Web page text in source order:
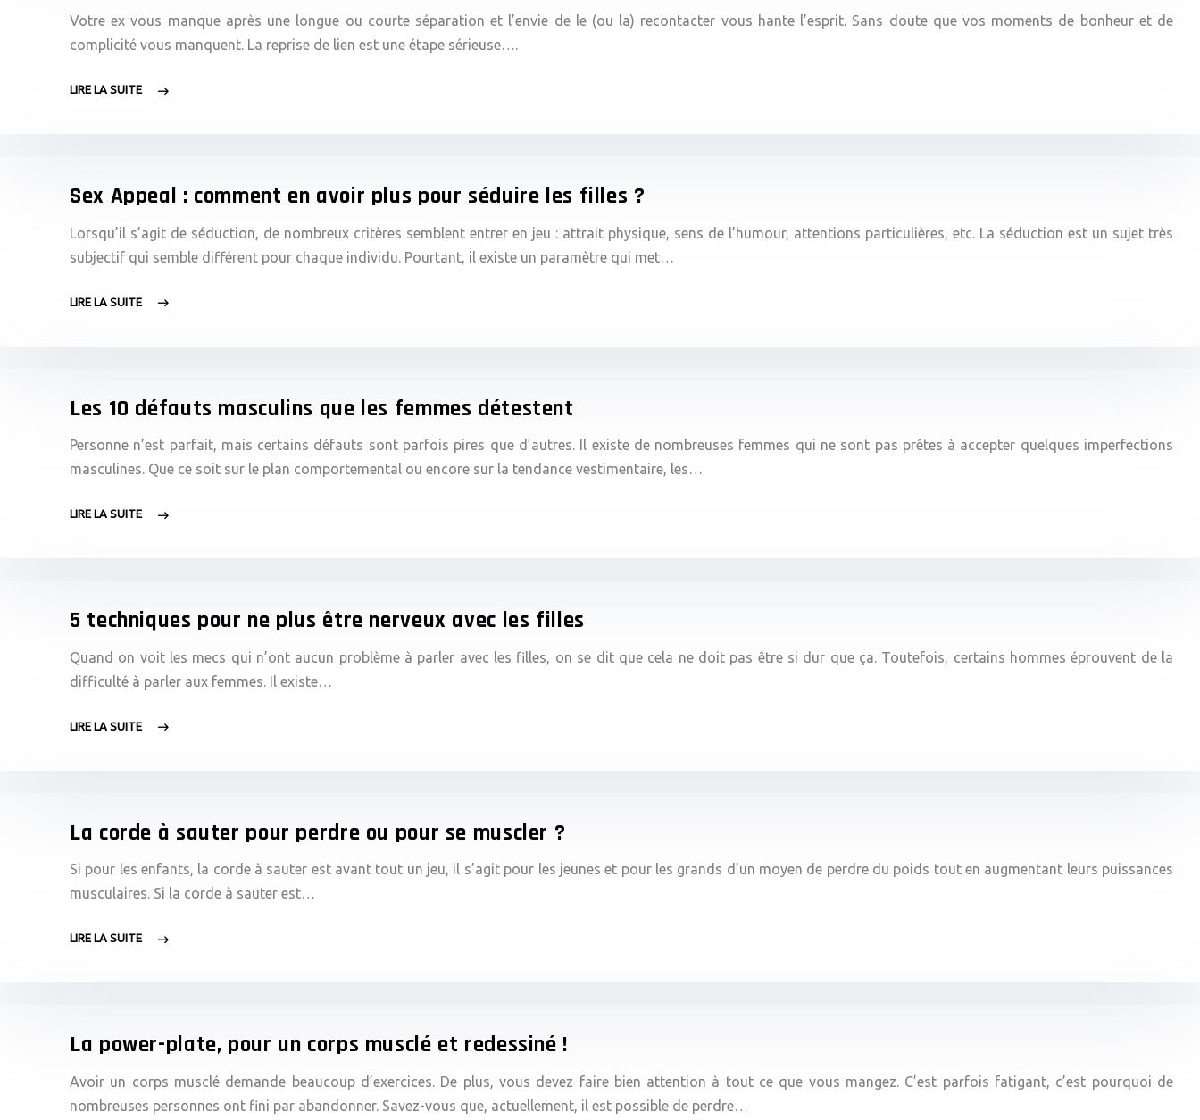
Votre ex vous manque après une longue ou courte séparation et l’envie de le (ou la) recontacter vous hante l’esprit. Sans doute que vos moments de bonheur et de
complicité vous manquent. La reprise de lien est une étape sérieuse….
LIRE LA SUITE
Sex Appeal : comment en avoir plus pour séduire les filles ?
Lorsqu’il s’agit de séduction, de nombreux critères semblent entrer en jeu : attrait physique, sens de l’humour, attentions particulières, etc. La séduction est un sujet très
subjectif qui semble différent pour chaque individu. Pourtant, il existe un paramètre qui met…
LIRE LA SUITE
Les 10 défauts masculins que les femmes détestent
Personne n’est parfait, mais certains défauts sont parfois pires que d’autres. Il existe de nombreuses femmes qui ne sont pas prêtes à accepter quelques imperfections
masculines. Que ce soit sur le plan comportemental ou encore sur la tendance vestimentaire, les…
LIRE LA SUITE
5 techniques pour ne plus être nerveux avec les filles
Quand on voit les mecs qui n’ont aucun problème à parler avec les filles, on se dit que cela ne doit pas être si dur que ça. Toutefois, certains hommes éprouvent de la
difficulté à parler aux femmes. Il existe…
LIRE LA SUITE
La corde à sauter pour perdre ou pour se muscler ?
Si pour les enfants, la corde à sauter est avant tout un jeu, il s’agit pour les jeunes et pour les grands d’un moyen de perdre du poids tout en augmentant leurs puissances
musculaires. Si la corde à sauter est…
LIRE LA SUITE
La power-plate, pour un corps musclé et redessiné !
Avoir un corps musclé demande beaucoup d’exercices. De plus, vous devez faire bien attention à tout ce que vous mangez. C’est parfois fatigant, c’est pourquoi de
nombreuses personnes ont fini par abandonner. Savez-vous que, actuellement, il est possible de perdre…